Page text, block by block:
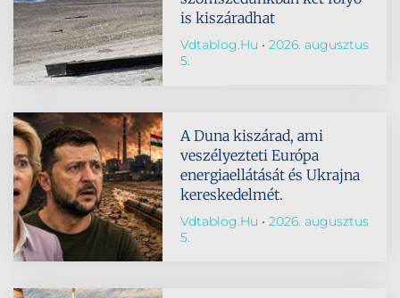
is kiszáradhat
Vdtablog.hu
2026. augusztus
5.
A Duna kiszárad, ami
veszélyezteti Európa
energiaellátását és Ukrajna
kereskedelmét.
Vdtablog.hu
2026. augusztus
5.